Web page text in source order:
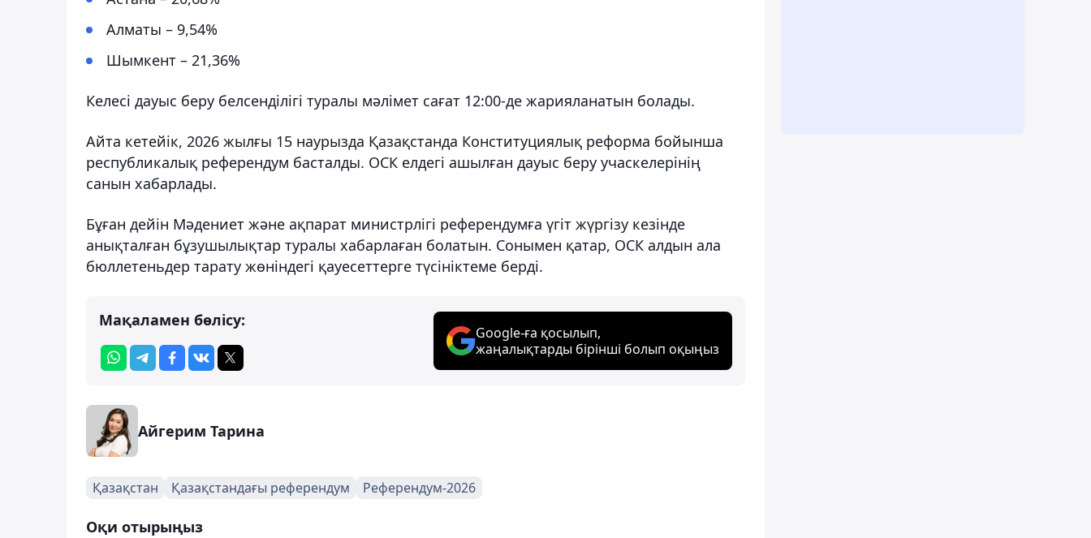
Алматы – 9,54%
Шымкент – 21,36%
Келесі дауыс беру белсенділігі туралы мәлімет сағат 12:00-де жарияланатын болады.
Айта кетейік, 2026 жылғы 15 наурызда Қазақстанда Конституциялық реформа бойынша
республикалық референдум басталды. ОСК елдегі ашылған дауыс беру учаскелерінің
санын хабарлады.
Бұған дейін Мәдениет және ақпарат министрлігі референдумға үгіт жүргізу кезінде
анықталған бұзушылықтар туралы хабарлаған болатын. Сонымен қатар, ОСК алдын ала
бюллетеньдер тарату жөніндегі қауесеттерге түсініктеме берді.
Мақаламен бөлісу:
Google-ға қосылып,
жаңалықтарды бірінші болып оқыңыз
Айгерим Тарина
Қазақстан Қазақстандағы референдум Референдум-2026
Оқи отырыңыз